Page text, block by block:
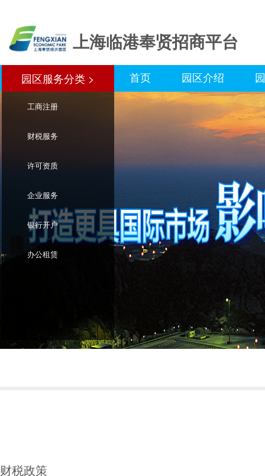
上海临港奉贤招商平台
园区服务分类 >
工商注册
财税服务
许可资质
企业服务
银行开户
办公租赁
园区服务分类> 首页 园区介绍
财税政策